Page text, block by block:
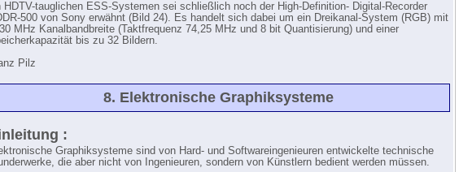
HDTV-tauglichen ESS-Systemen sei schließlich noch der High-Definition- Digital-Recorder
500 von Sony erwähnt (Bild 24). Es handelt sich dabei um ein Dreikanal-System (RGB) mit
MHz Kanalbandbreite (Taktfrequenz 74,25 MHz und 8 bit Quantisierung) und einer
bis zu 32 Bildern.
Pilz
8. Elektronische Graphiksysteme
:
Graphiksysteme sind von Hard- und Softwareingenieuren entwickelte technische
die aber nicht von Ingenieuren, sondern von Künstlern bedient werden müssen.